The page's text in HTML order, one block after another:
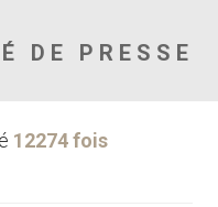
DE PRESSE
12274 fois